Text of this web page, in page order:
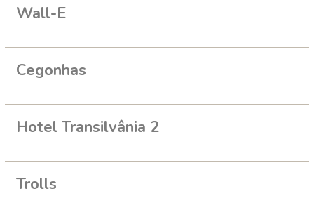
Wall-E
Cegonhas
Hotel Transilvânia 2
Trolls